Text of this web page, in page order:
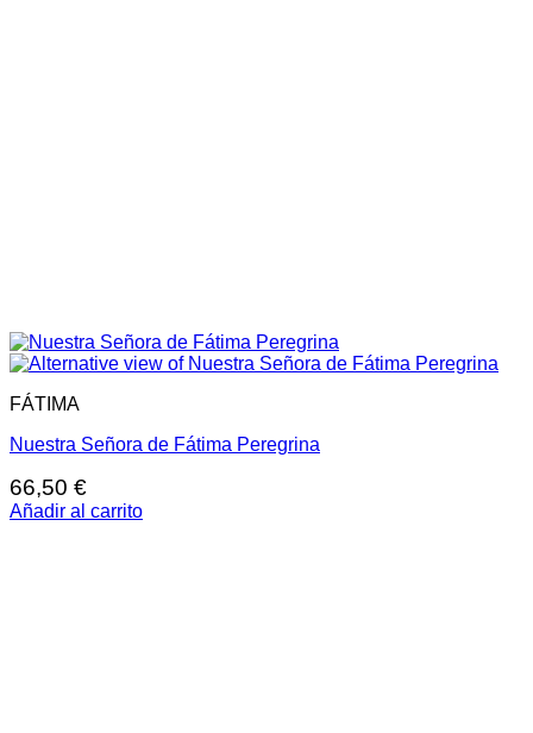
FÁTIMA
Nuestra Señora de Fátima Peregrina
66,50 €
Añadir al carrito